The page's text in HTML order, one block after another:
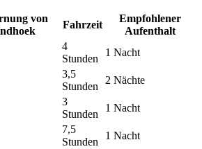
von
Fahrzeit
Empfohlener
Aufenthalt
4
Stunden
1 Nacht
3,5
Stunden
2 Nächte
3
Stunden
1 Nacht
7,5
Stunden
1 Nacht